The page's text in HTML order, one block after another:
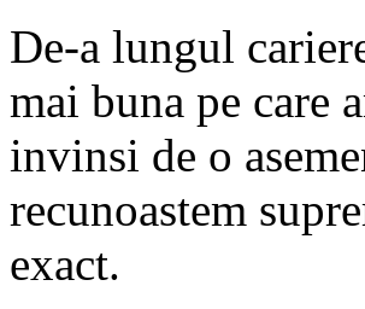
De-a lungul
mai buna pe care
invinsi de o
recunoastem
exact.